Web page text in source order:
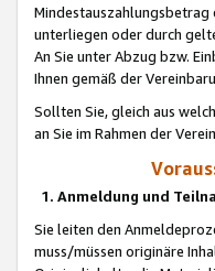
Mindestauszahlungsbetrag
unterliegen oder durch
An Sie unter Abzug bzw.
Ihnen gemäß der
Sollten Sie, gleich aus
an Sie im Rahmen der
1. Anmeldung und
Sie leiten den
muss/müssen originäre